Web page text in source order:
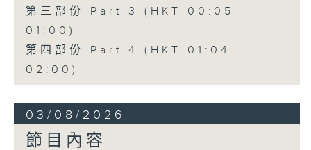
第三部份 Part 3 (HKT 00:05 -
01:00)
第四部份 Part 4 (HKT 01:04 -
02:00)
03/08/2026
節目內容